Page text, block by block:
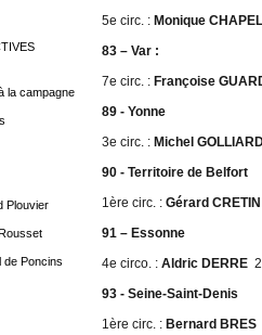
la campagne
Plouvier
de Poncins
5e circ. : Monique
83 – Var :
7e circ. : Françoise
89 - Yonne
3e circ. : Michel
90 - Territoire de Belfort
1ère circ. : Gérard
91 – Essonne
4e circo. :Aldric DERRE
93 - Seine-Saint-Denis
1ère circ. : Bernard